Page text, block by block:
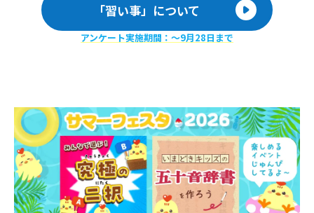
「習い事」について
アンケート実施期間：〜9月28日まで